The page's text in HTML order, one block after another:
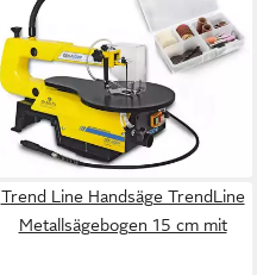
1600V_SET1, 1-St., inkl. 10
Stiftsägeblätter, 64-tlg.
Werkzeugset, Pendelhubsäge
165,00 € UVP268,90 €
-39%
lieferbar - in 2-3 Werktagen bei dir
Trend Line Handsäge TrendLine
Metallsägebogen 15 cm mit